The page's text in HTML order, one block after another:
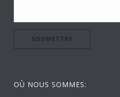
OÙ NOUS SOMMES: